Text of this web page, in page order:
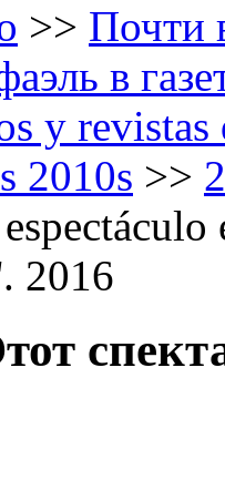
>> Почти
в
y
2010s >>
2016